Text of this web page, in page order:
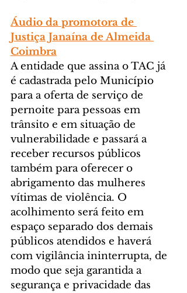
Áudio da promotora de
Justiça Janaína de Almeida
Coimbra
A entidade que assina o TAC já
é cadastrada pelo Município
para a oferta de serviço de
pernoite para pessoas em
trânsito e em situação de
vulnerabilidade e passará a
receber recursos públicos
também para oferecer o
abrigamento das mulheres
vítimas de violência. O
acolhimento será feito em
espaço separado dos demais
públicos atendidos e haverá
com vigilância ininterrupta, de
modo que seja garantida a
segurança e privacidade das